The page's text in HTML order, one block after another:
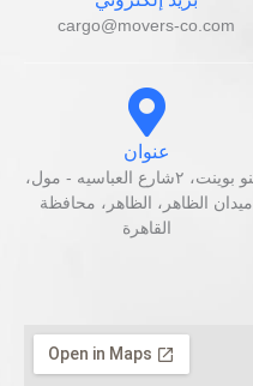
cargo@movers-co.com
عنوان
تكنو بوينت، ٢شارع العباسيه - مول،
ميدان الظاهر، الظاهر، محافظة
القاهرة‬